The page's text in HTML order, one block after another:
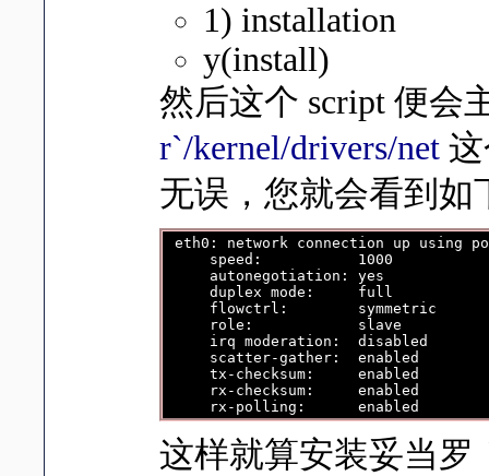
1) installation
y(install)
然后这个 script 便会
r`/kernel/drivers/net
无误，您就会看到如
eth0: network connection up using
     speed:           1000
     autonegotiation: yes
     duplex mode:     full
     flowctrl:        symmetric
     role:            slave
     irq moderation:  disabled
     scatter-gather:  enabled
     tx-checksum:     enabled
     rx-checksum:     enabled
这样就算安装妥当罗